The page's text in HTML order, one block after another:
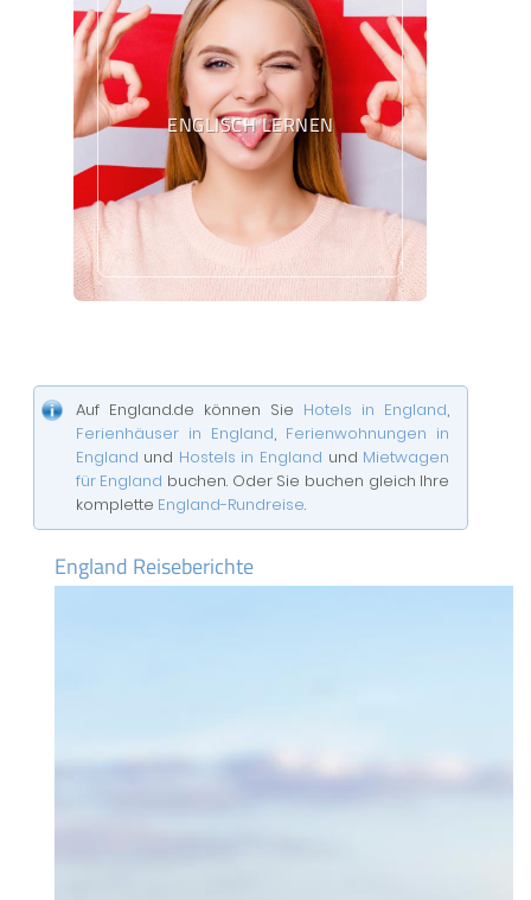
ENGLISCH LERNEN
Auf England.de können Sie Hotels in England,
Ferienhäuser in England, Ferienwohnungen in
England und Hostels in England und Mietwagen
für England buchen. Oder Sie buchen gleich Ihre
komplette England-Rundreise.
England Reiseberichte